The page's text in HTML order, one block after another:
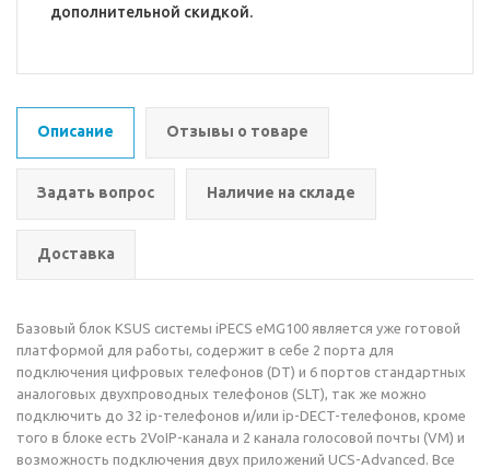
дополнительной скидкой.
Описание Отзывы о товаре
Задать вопрос Наличие на складе
Доставка
Базовый блок KSUS системы iPECS eMG100 является уже готовой
платформой для работы, содержит в себе 2 порта для
подключения цифровых телефонов (DT) и 6 портов стандартных
аналоговых двухпроводных телефонов (SLT), так же можно
подключить до 32 ip-телефонов и/или ip-DECT-телефонов, кроме
того в блоке есть 2VoIP-канала и 2 канала голосовой почты (VM) и
возможность подключения двух приложений UCS-Advanced. Все